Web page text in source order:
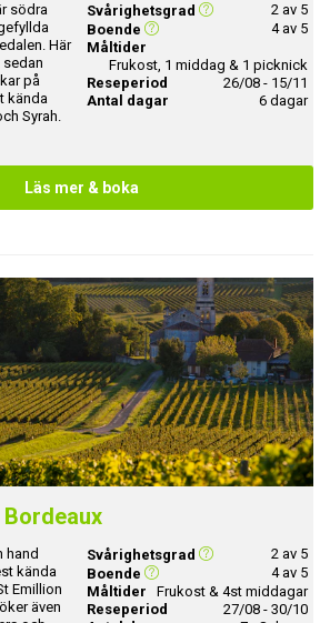
södra
Här
sedan
på
kända
Syrah.
Svårighetsgrad
2 av 5
Boende
4 av 5
Måltider
Frukost, 1 middag & 1 picknick
Reseperiod
26/08 - 15/11
Antal dagar
6 dagar
Läs mer & boka
hand
kända
Emillion
även
Svårighetsgrad
2 av 5
Boende
4 av 5
Måltider
Frukost & 4st middagar
Reseperiod
27/08 - 30/10